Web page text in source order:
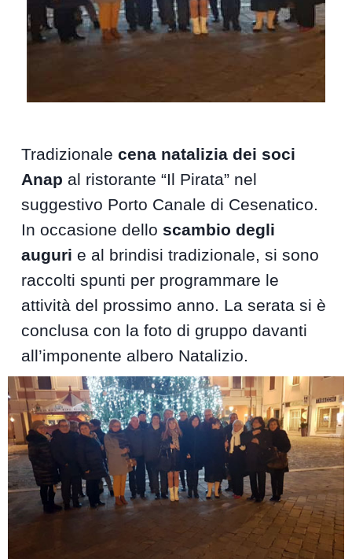
Tradizionalecena natalizia dei soci
Anap al ristorante “Il Pirata” nel
suggestivo Porto Canale di Cesenatico.
In occasione dello scambio degli
auguri e al brindisi tradizionale, si sono
raccolti spunti per programmare le
attività del prossimo anno. La serata si è
conclusa con la foto di gruppo davanti
all’imponente albero Natalizio.